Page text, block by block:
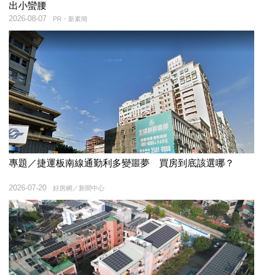
出小蠻腰
PR・新素簡
2026-08-07
專題／捷運板南線通勤利多變噩夢 買房到底該選哪？
好房網／新聞中心
2026-07-20